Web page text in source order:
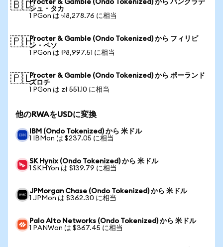
🇧🇩Procter & Gamble (Ondo Tokenized) から バングラデ
シュ・タカ
1 PGon は ৳18,278.76 に相当
🇵🇭Procter & Gamble (Ondo Tokenized) から フィリピ
ン・ペソ
1 PGon は ₱8,997.51 に相当
🇵🇱Procter & Gamble (Ondo Tokenized) から ポーランド
ズロチ
1 PGon は zł 551.10 に相当
他のRWAをUSDに変換
IBM (Ondo Tokenized) から 米ドル
1 IBMon は $237.05 に相当
SK Hynix (Ondo Tokenized) から 米ドル
1 SKHYon は $139.79 に相当
JPMorgan Chase (Ondo Tokenized) から 米ドル
1 JPMon は $362.30 に相当
Palo Alto Networks (Ondo Tokenized) から 米ドル
1 PANWon は $367.45 に相当